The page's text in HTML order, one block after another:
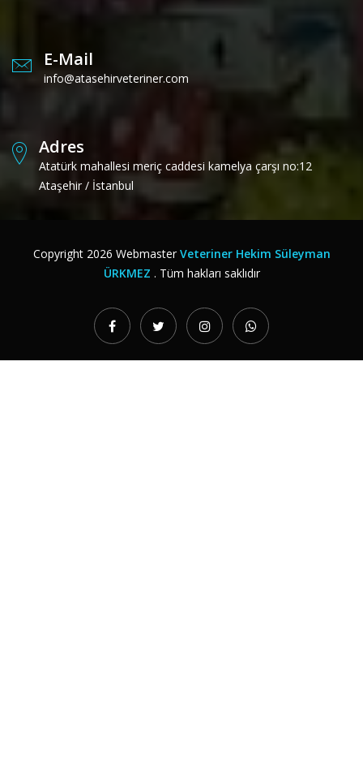
E-Mail
info@atasehirveteriner.com
Adres
Atatürk mahallesi meriç caddesi kamelya çarşı no:12
Ataşehir / İstanbul
Copyright 2026 Webmaster Veteriner Hekim Süleyman
ÜRKMEZ . Tüm hakları saklıdır